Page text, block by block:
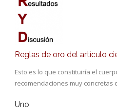
Reglas de oro del artículo
Esto es lo que constituiría el
recomendaciones muy
Uno